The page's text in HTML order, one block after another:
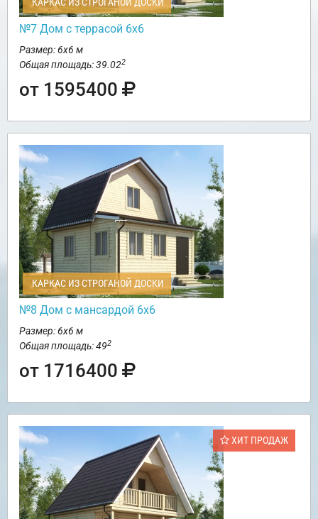
№7 Дом с террасой 6х6
Размер: 6х6 м
Общая площадь: 39.022
от 1595400
КАРКАС ИЗ СТРОГАНОЙ ДОСКИ
№8 Дом с мансардой 6х6
Размер: 6х6 м
Общая площадь: 492
от 1716400
ХИТ ПРОДАЖ